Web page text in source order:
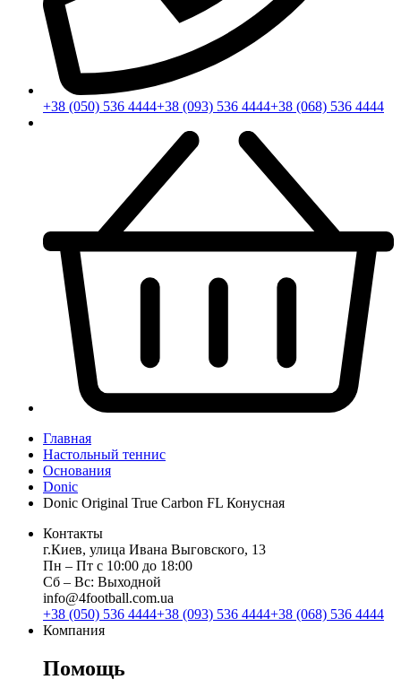
+38 (050) 536 4444+38 (093) 536 4444+38 (068) 536 4444
Главная
Настольный теннис
Основания
Donic
Donic Original True Carbon FL Конусная
Контакты
г.Киев, улица Ивана Выговского, 13
Пн ‒ Пт с 10:00 до 18:00
Сб ‒ Вс: Выходной
info@4football.com.ua
+38 (050) 536 4444+38 (093) 536 4444+38 (068) 536 4444
Компания
Помощь